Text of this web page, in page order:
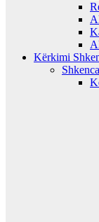
Kërkimi
Shkenca